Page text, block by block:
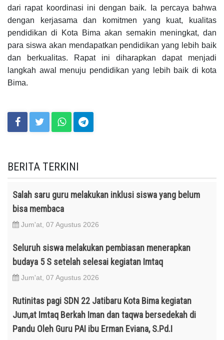
dari rapat koordinasi ini dengan baik. Ia percaya bahwa
dengan kerjasama dan komitmen yang kuat, kualitas
pendidikan di Kota Bima akan semakin meningkat, dan
para siswa akan mendapatkan pendidikan yang lebih baik
dan berkualitas. Rapat ini diharapkan dapat menjadi
langkah awal menuju pendidikan yang lebih baik di kota
Bima.
BERITA TERKINI
Salah saru guru melakukan inklusi siswa yang belum
bisa membaca
Jum'at, 07 Agustus 2026
Seluruh siswa melakukan pembiasan menerapkan
budaya 5 S setelah selesai kegiatan Imtaq
Jum'at, 07 Agustus 2026
Rutinitas pagi SDN 22 Jatibaru Kota Bima kegiatan
Jum,at Imtaq Berkah Iman dan taqwa bersedekah di
Pandu Oleh Guru PAI ibu Erman Eviana, S.Pd.I